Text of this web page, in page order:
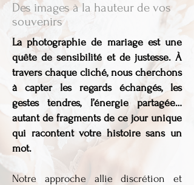
Des images à la hauteur de vos
souvenirs
La photographie de mariage est une
quête de sensibilité et de justesse. À
travers chaque cliché, nous cherchons
à capter les regards échangés, les
gestes tendres, l’énergie partagée…
autant de fragments de ce jour unique
qui racontent votre histoire sans un
mot.
Notre approche allie discrétion et